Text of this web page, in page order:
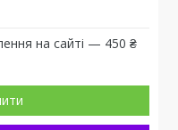
на сайті — 450 ₴